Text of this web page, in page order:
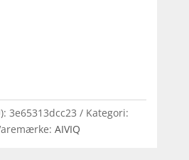
3e65313dcc23
Kategori:
AIVIQ